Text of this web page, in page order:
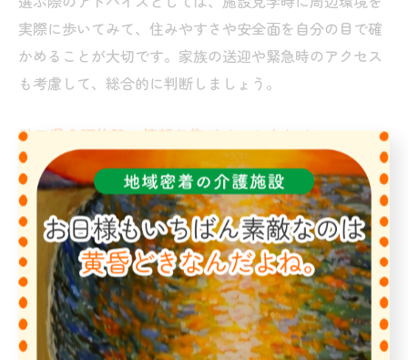
実際に歩いてみて、住みやすさや安全面を自分の目で確
かめることが大切です。家族の送迎や緊急時のアクセス
も考慮して、総合的に判断しましょう。
秋田県介護施設の情報収集ポイントまとめ
秋田県で介護施設を選ぶ際は、信頼できる情報源からの
一次情報を集めることが最も重要です。自治体の福祉課
や地域包括支援センター、公式の「秋田県 介護施設一
覧」などを活用し、最新のサービス内容や空き状況を確
認しましょう。
また、口コミや体験談、施設見学の感想など、生の声を
積極的に取り入れることで、パンフレットだけでは分か